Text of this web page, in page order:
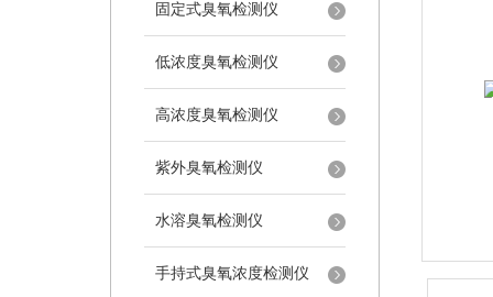
固定式臭氧检测仪
低浓度臭氧检测仪
高浓度臭氧检测仪
紫外臭氧检测仪
水溶臭氧检测仪
手持式臭氧浓度检测仪